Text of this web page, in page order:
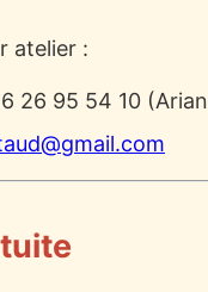
atelier :
26 95 54 10